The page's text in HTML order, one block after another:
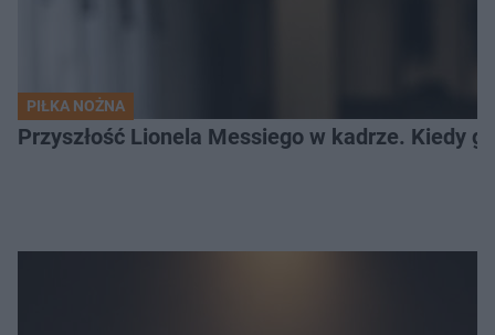
PIŁKA NOŻNA
Przyszłość Lionela Messiego w kadrze. Kiedy